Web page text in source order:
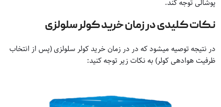
پوشالی توجه کند.
نکات کلیدی در زمان خرید کولر سلولزی
در نتیجه توصیه میشود که در در زمان خرید کولر سلولزی (پس از انتخاب
ظرفیت هوادهی کولر) به نکات زیر توجه کنید: